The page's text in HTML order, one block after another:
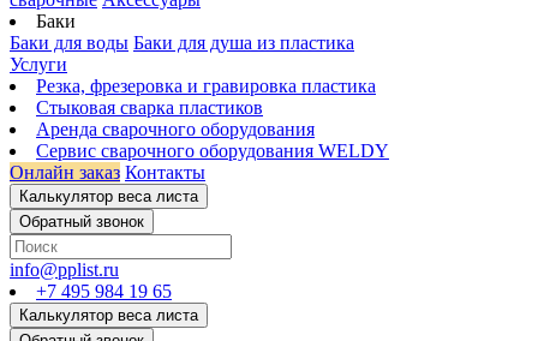
Баки
Баки для воды Баки для душа из пластика
Услуги
Резка, фрезеровка и гравировка пластика
Стыковая сварка пластиков
Аренда сварочного оборудования
Сервис сварочного оборудования WELDY
Онлайн заказ Контакты
info@pplist.ru
+7 495 984 19 65